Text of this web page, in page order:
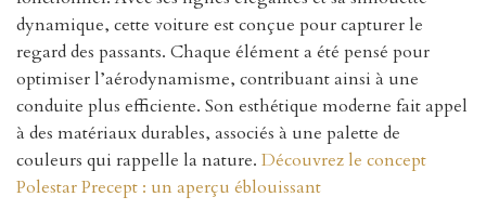
dynamique, cette voiture est conçue pour capturer le
regard des passants. Chaque élément a été pensé pour
optimiser l’aérodynamisme, contribuant ainsi à une
conduite plus efficiente. Son esthétique moderne fait appel
à des matériaux durables, associés à une palette de
couleurs qui rappelle la nature. Découvrez le concept
Polestar Precept : un aperçu éblouissant